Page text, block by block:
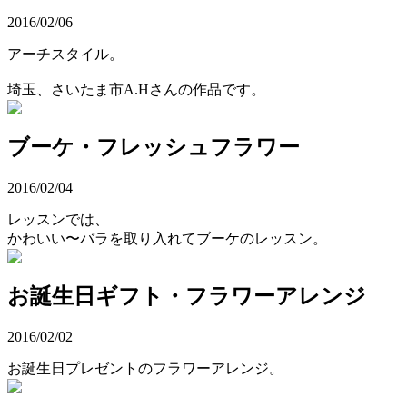
2016/02/06
アーチスタイル。
埼玉、さいたま市A.Hさんの作品です。
ブーケ・フレッシュフラワー
2016/02/04
レッスンでは、
かわいい〜バラを取り入れてブーケのレッスン。
お誕生日ギフト・フラワーアレンジ
2016/02/02
お誕生日プレゼントのフラワーアレンジ。